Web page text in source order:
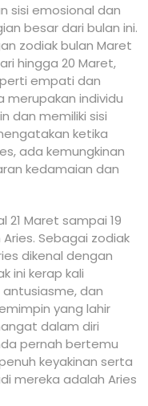
sisi emosional dan
besar dari bulan ini.
zodiak bulan Maret
hingga 20 Maret,
empati dan
merupakan individu
dan memiliki sisi
ketika
ada kemungkinan
kedamaian dan
Maret sampai 19
Sebagai zodiak
dikenal dengan
ini kerap kali
dan
yang lahir
dalam diri
pernah bertemu
keyakinan serta
mereka adalah Aries